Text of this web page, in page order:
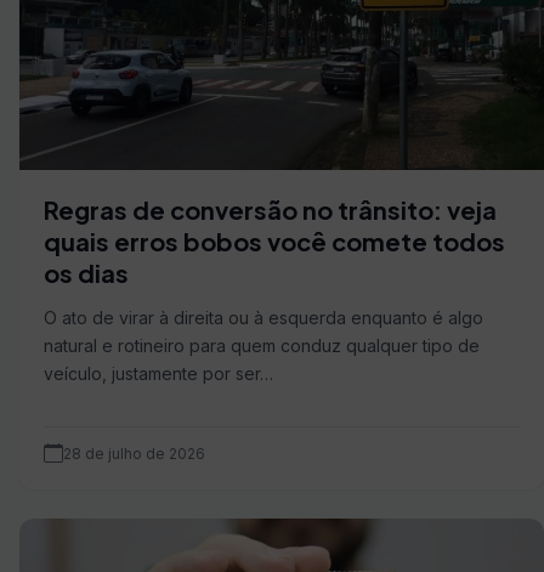
Regras de conversão no trânsito: veja
quais erros bobos você comete todos
os dias
O ato de virar à direita ou à esquerda enquanto é algo
natural e rotineiro para quem conduz qualquer tipo de
veículo, justamente por ser…
28 de julho de 2026